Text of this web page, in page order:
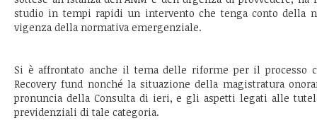
studio in tempi rapidi un intervento che tenga conto della
vigenza della normativa emergenziale.
Si è affrontato anche il tema delle riforme per il processo
Recovery fund nonché la situazione della magistratura
pronuncia della Consulta di ieri, e gli aspetti legati alle
previdenziali di tale categoria.